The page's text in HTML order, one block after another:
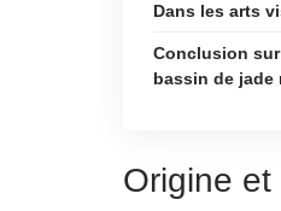
Dans les arts
Conclusion sur
bassin de jade
Origine et